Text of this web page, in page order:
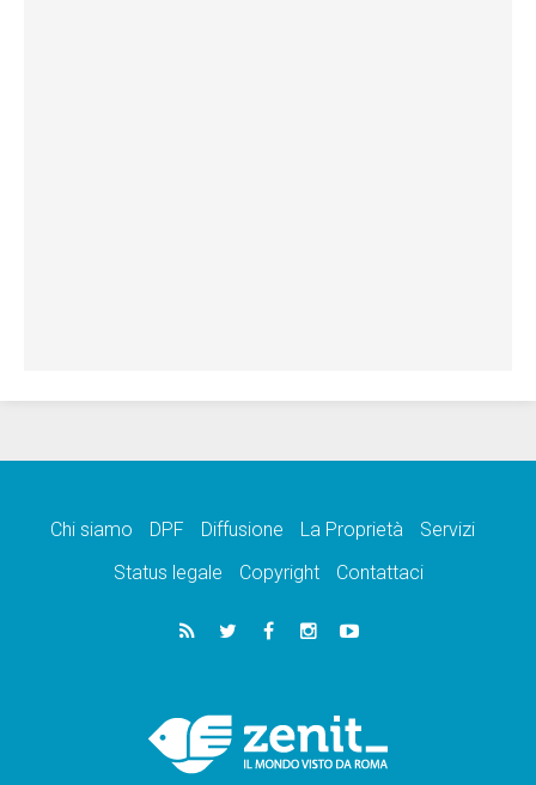
Chi siamo DPF Diffusione La Proprietà
Servizi
Status legale
Copyright Contattaci